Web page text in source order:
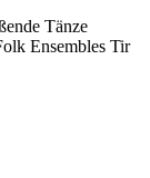
Tänze
Ensembles Tir